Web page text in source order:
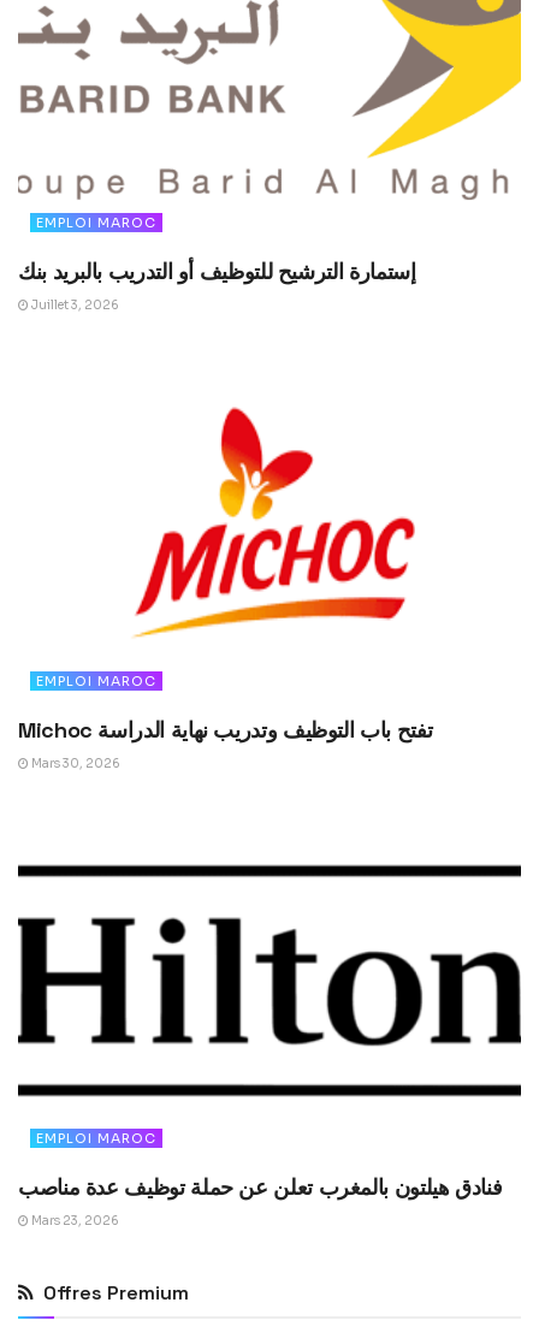
EMPLOI MAROC
إستمارة الترشيح للتوظيف أو التدريب بالبريد بنك
Juillet 3, 2026
EMPLOI MAROC
Michoc تفتح باب التوظيف وتدريب نهاية الدراسة
Mars 30, 2026
EMPLOI MAROC
فنادق هيلتون بالمغرب تعلن عن حملة توظيف عدة مناصب
Mars 23, 2026
Offres Premium